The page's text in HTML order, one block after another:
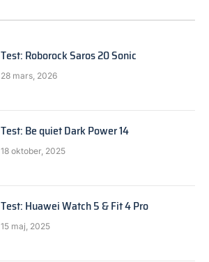
Test: Roborock Saros 20 Sonic
28 mars, 2026
Test: Be quiet Dark Power 14
18 oktober, 2025
Test: Huawei Watch 5 & Fit 4 Pro
15 maj, 2025